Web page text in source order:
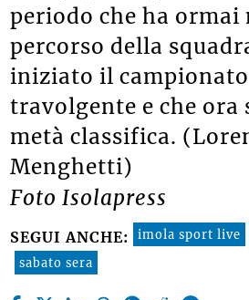
periodo che ha ormai
percorso della
iniziato il
travolgente e che ora
metà classifica.
Menghetti)
Foto Isolapress
SEGUI ANCHE: imola sport live
sabato sera